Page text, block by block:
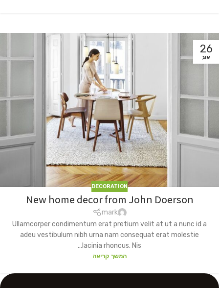
26
אוג
DECORATION
New home decor from John Doerson
mark
Ullamcorper condimentum erat pretium velit at ut a nunc id a
adeu vestibulum nibh urna nam consequat erat molestie
lacinia rhoncus. Nis...
המשך קריאה